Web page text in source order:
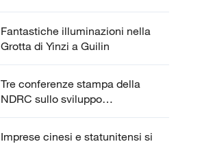
Fantastiche illuminazioni nella
Grotta di Yinzi a Guilin
Tre conferenze stampa della
NDRC sullo sviluppo
dell'intelligenza artificiale
Imprese cinesi e statunitensi si